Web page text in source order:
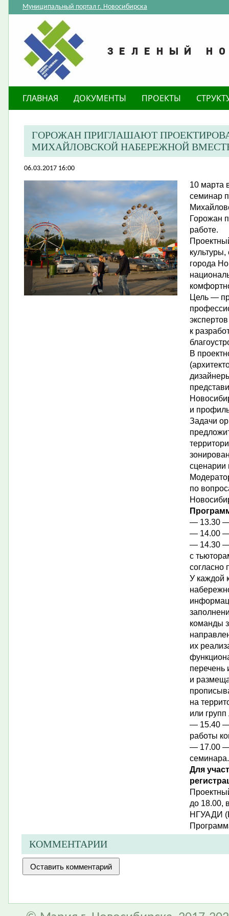
Муниципальный портал г. Новосибирска
ГЛАВНАЯ ДОКУМЕНТЫ ПРОЕКТЫ
ГОРОЖАН ПРИГЛАШАЮТ
МИХАЙЛОВСКОЙ НАБЕРЕЖНОЙ
06.03.2017 16:00
10 марта
семинар
Горожан
работе.
города
Цель —
к
В
и
Задачи
сценарии
по
— 13.30 —
— 14.00 —
— 14.30 —
с
согласно
У каждой
команды
их
перечень
и
на
или
— 15.40 —
работы
— 17.00 —
семинара.
Для
до 18.00,
НГУАДИ
КОММЕНТАРИИ